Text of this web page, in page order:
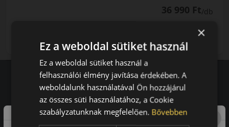
36 990 Ft/db
Vásárlói vélemények
97.76%
×
Ez a weboldal sütiket használ
Ez a weboldal sütiket használ a
felhasználói élmény javítása érdekében. A
weboldalunk használatával Ön hozzájárul
az összes süti használatához, a Cookie
szabályzatunknak megfelelően. Bővebben